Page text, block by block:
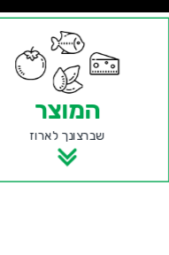
המוצר
שברצונך לארוז